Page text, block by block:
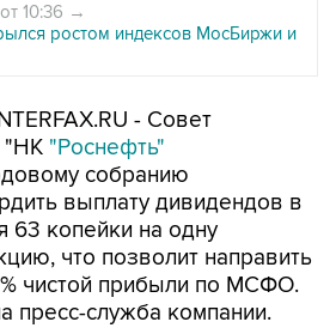
10:36 →
ростом индексов МосБиржи и
- Совет
"НК "Роснефть"
собранию
выплату дивидендов в
63 копейки на одну
что позволит направить
чистой прибыли по МСФО.
пресс-служба компании.